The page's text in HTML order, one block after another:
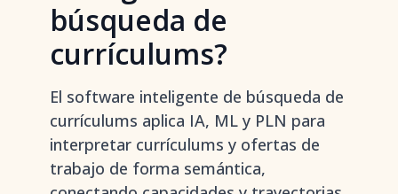
búsqueda de
currículums?
El software inteligente de búsqueda de
currículums aplica IA, ML y PLN para
interpretar currículums y ofertas de
trabajo de forma semántica,